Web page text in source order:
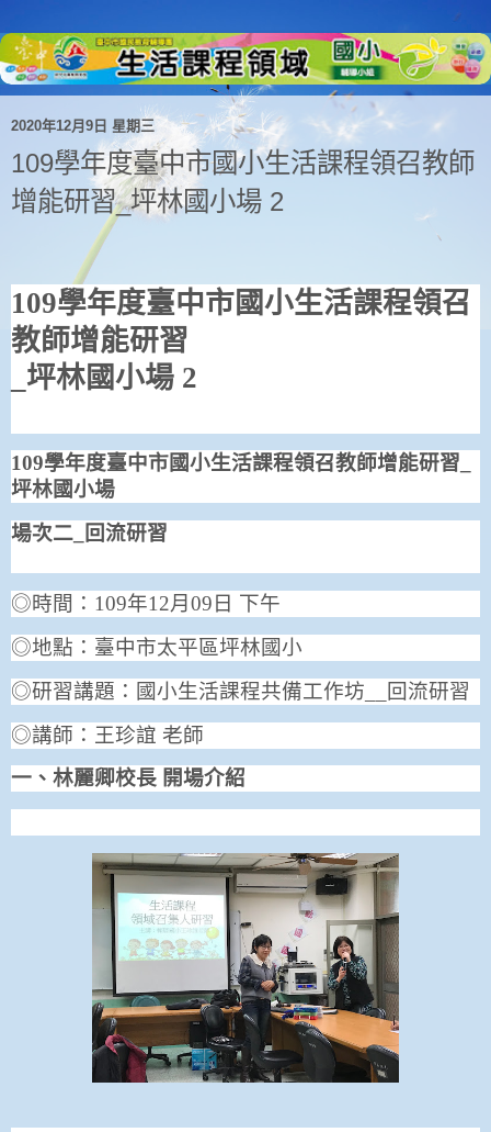
2020年12月9日 星期三
109學年度臺中市國小生活課程領召教師
增能研習_坪林國小場 2
109學年度臺中市國小生活課程領召
教師增能研習
坪林國小場 2
109學年度臺中市國小生活課程領召教師增能研習
坪林國小場
場次二
回流研習
◎時間： 109年12月 09 日 下午
◎地點：臺中市太平區坪林國小
◎研習講題：國小生活課程共備工作坊__回流研習
◎講師：王珍誼 老師
一、林麗卿校長 開場介紹